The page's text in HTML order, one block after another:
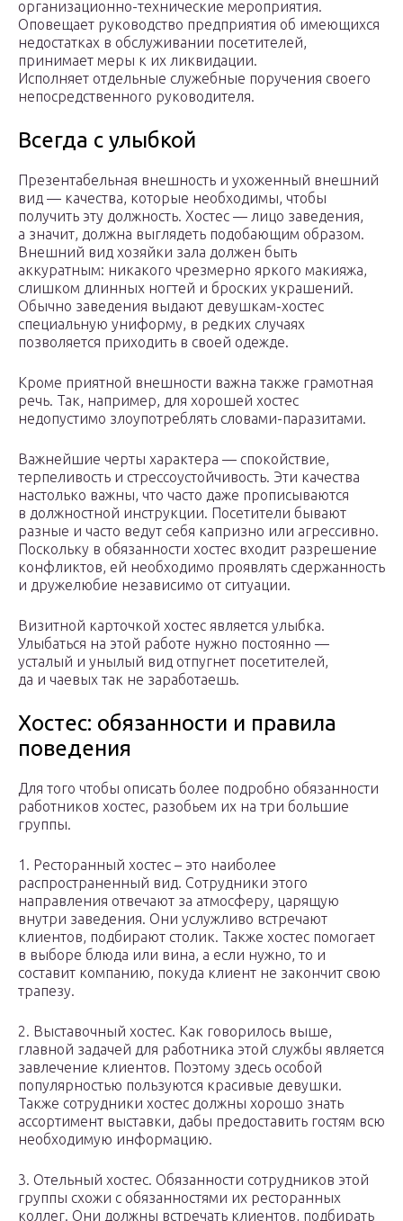
организационно-технические мероприятия.
Оповещает руководство предприятия об имеющихся
недостатках в обслуживании посетителей,
принимает меры к их ликвидации.
Исполняет отдельные служебные поручения своего
непосредственного руководителя.
Всегда с улыбкой
Презентабельная внешность и ухоженный внешний
вид — качества, которые необходимы, чтобы
получить эту должность. Хостес — лицо заведения,
а значит, должна выглядеть подобающим образом.
Внешний вид хозяйки зала должен быть
аккуратным: никакого чрезмерно яркого макияжа,
слишком длинных ногтей и броских украшений.
Обычно заведения выдают девушкам-хостес
специальную униформу, в редких случаях
позволяется приходить в своей одежде.
Кроме приятной внешности важна также грамотная
речь. Так, например, для хорошей хостес
недопустимо злоупотреблять словами-паразитами.
Важнейшие черты характера — спокойствие,
терпеливость и стрессоустойчивость. Эти качества
настолько важны, что часто даже прописываются
в должностной инструкции. Посетители бывают
разные и часто ведут себя капризно или агрессивно.
Поскольку в обязанности хостес входит разрешение
конфликтов, ей необходимо проявлять сдержанность
и дружелюбие независимо от ситуации.
Визитной карточкой хостес является улыбка.
Улыбаться на этой работе нужно постоянно —
усталый и унылый вид отпугнет посетителей,
да и чаевых так не заработаешь.
Хостес: обязанности и правила
поведения
Для того чтобы описать более подробно обязанности
работников хостес, разобьем их на три большие
группы.
1. Ресторанный хостес – это наиболее
распространенный вид. Сотрудники этого
направления отвечают за атмосферу, царящую
внутри заведения. Они услужливо встречают
клиентов, подбирают столик. Также хостес помогает
в выборе блюда или вина, а если нужно, то и
составит компанию, покуда клиент не закончит свою
трапезу.
2. Выставочный хостес. Как говорилось выше,
главной задачей для работника этой службы является
завлечение клиентов. Поэтому здесь особой
популярностью пользуются красивые девушки.
Также сотрудники хостес должны хорошо знать
ассортимент выставки, дабы предоставить гостям всю
необходимую информацию.
3. Отельный хостес. Обязанности сотрудников этой
группы схожи с обязанностями их ресторанных
коллег. Они должны встречать клиентов, подбирать